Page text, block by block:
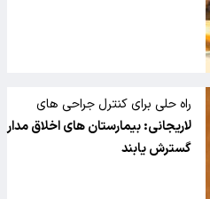
راه حلی برای کنترل جراحی های
زیبایی لجام گسیخته در کشور
لاریجانی: بیمارستان های اخلاق مدار
گسترش یابند